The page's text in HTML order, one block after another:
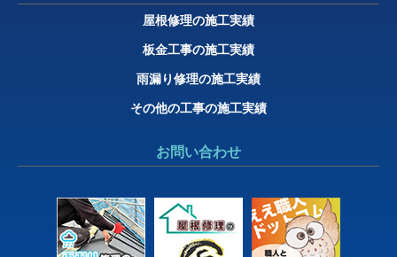
屋根修理の施工実績
板金工事の施工実績
雨漏り修理の施工実績
その他の工事の施工実績
お問い合わせ